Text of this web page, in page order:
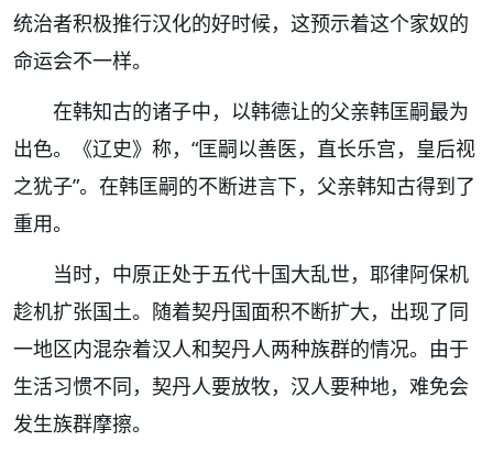
统治者积极推行汉化的好时候，这预示着这个家奴的
命运会不一样。
在韩知古的诸子中，以韩德让的父亲韩匡嗣最为
出色。《辽史》称，“匡嗣以善医，直长乐宫，皇后视
之犹子”。在韩匡嗣的不断进言下，父亲韩知古得到了
重用。
当时，中原正处于五代十国大乱世，耶律阿保机
趁机扩张国土。随着契丹国面积不断扩大，出现了同
一地区内混杂着汉人和契丹人两种族群的情况。由于
生活习惯不同，契丹人要放牧，汉人要种地，难免会
发生族群摩擦。